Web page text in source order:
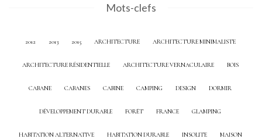
Mots-clefs
2012 2013 2015 ARCHITECTURE ARCHITECTURE MINIMALISTE
ARCHITECTURE RÉSIDENTIELLE ARCHITECTURE VERNACULAIRE BOIS
CABANE CABANES CABINE CAMPING DESIGN DORMIR
DÉVELOPPEMENT DURABLE FORÊT FRANCE GLAMPING
HABITATION ALTERNATIVE HABITATION DURABLE INSOLITE MAISON